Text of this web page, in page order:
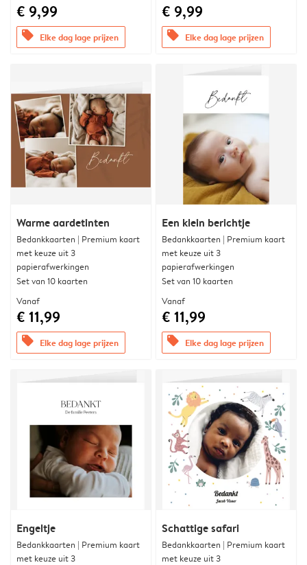
€ 9,99
offers Elke dag lage prijzen
€ 9,99
offers Elke dag lage prijzen
Warme aardetinten
Bedankkaarten | Premium kaart
met keuze uit 3
papierafwerkingen
Set van 10 kaarten
Vanaf
€ 11,99
offers Elke dag lage prijzen
Een klein berichtje
Bedankkaarten | Premium kaart
met keuze uit 3
papierafwerkingen
Set van 10 kaarten
Vanaf
€ 11,99
offers Elke dag lage prijzen
Engeltje
Bedankkaarten | Premium kaart
met keuze uit 3
Schattige safari
Bedankkaarten | Premium kaart
met keuze uit 3